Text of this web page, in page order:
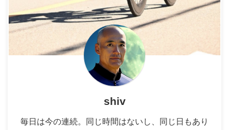
shiv
毎日は今の連続。同じ時間はないし、同じ日もあり